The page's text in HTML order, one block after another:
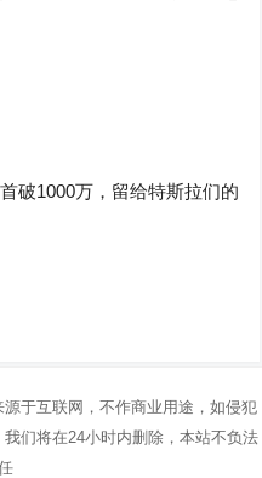
破1000万，留给特斯拉们的
于互联网，不作商业用途，如侵犯
们将在24小时内删除，本站不负法